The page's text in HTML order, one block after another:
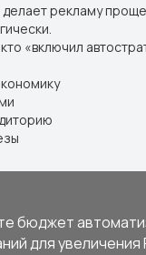
рекламу
«включил
бюджет
для увеличения